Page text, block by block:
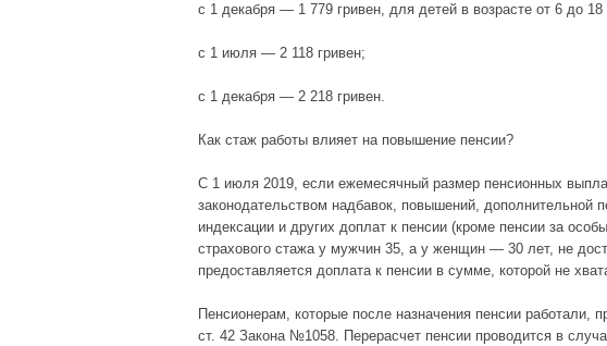
с 1 декабря — 1 779 гривен, для детей в возрасте от 6 до 18
с 1 июля — 2 118 гривен;
с 1 декабря — 2 218 гривен.
Как стаж работы влияет на повышение пенсии?
С 1 июля 2019, если ежемесячный размер пенсионных
законодательством надбавок, повышений,
индексации и других доплат к пенсии (кроме пенсии за
страхового стажа у мужчин 35, а у женщин — 30 лет, не
предоставляется доплата к пенсии в сумме, которой не
Пенсионерам, которые после назначения пенсии работали,
ст. 42 Закона №1058. Перерасчет пенсии проводится в